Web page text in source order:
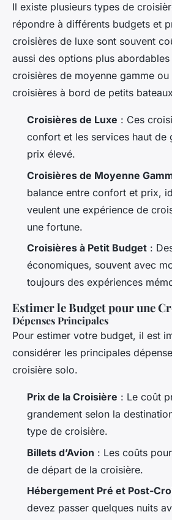
Il existe plusieurs types de
répondre à différents budgets et
croisières de luxe sont souvent
aussi des options plus
croisières de moyenne gamme ou
croisières à bord de petits
Croisières de Luxe : Ces
confort et les services haut de
prix élevé.
Croisières de Moyenne
balance entre confort et prix,
veulent une expérience de
une fortune.
Croisières à Petit Budget :
économiques, souvent avec
toujours des expériences
Estimer le Budget pour une
Dépenses Principales
Pour estimer votre budget, il est
considérer les principales
croisière solo.
Prix de la Croisière : Le coût
grandement selon la
type de croisière.
Billets d’Avion : Les coûts
de départ de la croisière.
Hébergement Pré et Post-
devez passer quelques nuits